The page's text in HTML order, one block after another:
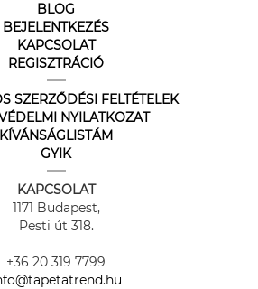
BLOG
BEJELENTKEZÉS
KAPCSOLAT
REGISZTRÁCIÓ
SZERZŐDÉSI FELTÉTELEK
NYILATKOZAT
KÍVÁNSÁGLISTÁM
GYIK
KAPCSOLAT
1171 Budapest,
Pesti út 318.
+36 20 319 7799